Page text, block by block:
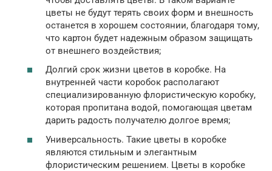
цветы не будут терять своих форм и внешность
останется в хорошем состоянии, благодаря тому,
что картон будет надежным образом защищать
от внешнего воздействия;
Долгий срок жизни цветов в коробке. На
внутренней части коробок располагают
специализированную флористическую коробку,
которая пропитана водой, помогающая цветам
дарить радость получателю долгое время;
Универсальность. Такие цветы в коробке
являются стильным и элегантным
флористическим решением. Цветы в коробке